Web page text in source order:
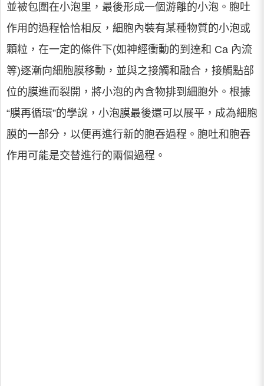
並被包圍在小泡里，最後形成一個游離的小泡。胞吐
作用的過程恰恰相反，細胞內裝有某種物質的小泡或
顆粒，在一定的條件下(如神經衝動的到達和 Ca 內流
等)逐漸向細胞膜移動，並與之接觸和融合，接觸點部
位的膜進而裂開，將小泡的內含物排到細胞外。根據
“膜再循環”的學說，小泡膜最後還可以展平，成為細胞
膜的一部分，以便再進行新的胞吞過程。胞吐和胞吞
作用可能是交替進行的兩個過程。